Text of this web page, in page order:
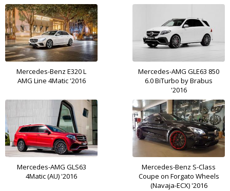
Mercedes-Benz E320 L
AMG Line 4Matic '2016
Mercedes-AMG GLE63 850
6.0 BiTurbo by Brabus
'2016
Mercedes-AMG GLS63
4Matic (AU) '2016
Mercedes-Benz S-Class
Coupe on Forgato Wheels
(Navaja-ECX) '2016